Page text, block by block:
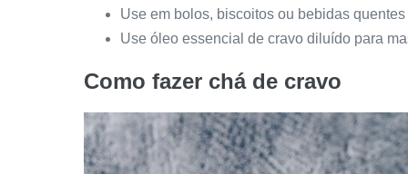
Use em bolos, biscoitos ou bebidas
Use óleo essencial de cravo diluído para
Como fazer chá de cravo